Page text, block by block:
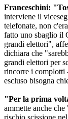
Franceschini:
interviene il
telefonate, non
fatto uno sbaglio il
grandi elettori",
dichiara che
grandi elettori per
rincorre i complotti
escluso bisogna
"Per la prima
ammette anche